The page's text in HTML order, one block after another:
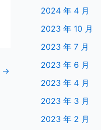
→
2024 年 4 月
2023 年 10 月
2023 年 7 月
2023 年 6 月
2023 年 4 月
2023 年 3 月
2023 年 2 月